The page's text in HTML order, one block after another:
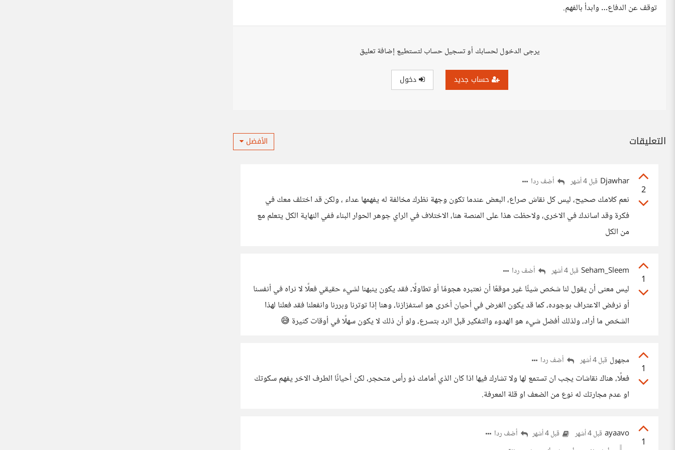
توقف عن الدفاع… وابدأ بالفهم.
يرجى الدخول لحسابك أو تسجيل حساب لتستطيع إضافة تعليق
حساب جديد دخول
التعليقات الأفضل
2
Djawhar قبل 4 أشهر أضف ردا
نعم كلامك صحيح، ليس كل نقاش صراع، البعض عندما تكون وجهة نظرك مخالفة له يفهمها عداء ، ولكن قد اختلف معك في
فكرة وقد اساندك في الاخرى، ولاحظت هذا على المنصة هنا، الاختلاف في الراي جوهر الحوار البناء ففي النهاية الكل يتعلم مع
من الكل
1
Seham_Sleem قبل 4 أشهر أضف ردا
ليس معنى أن يقول لنا شخص شيئًا غير موقعًا أن نعتبره هجومًا أو تطاولًا، فقد يكون ينبهنا لشيء حقيقي فعلًا لا نراه في أنفسنا
أو نرفض الاعتراف بوجوده، كما قد يكون الغرض في أحيان أخرى هو استفزازنا، وهنا إذا توترنا وبررنا وانفعلنا فقد فعلنا لهذا
الشخص ما أراد، ولذلك أفضل شيء هو الهدوء والتفكير قبل الرد بتسرع، ولو أن ذلك لا يكون سهلًا في أوقات كثيرة 😅
1
مجهول قبل 4 أشهر أضف ردا
فعلًا، هناك نقاشات يجب ان تستمع لها ولا تشارك فيها اذا كان الذي أمامك ذو رأس متحجر، لكن أحيانًا الطرف الاخر يفهم سكوتك
او عدم مجارتك له نوع من الضعف او قلة المعرفة.
1
ayaavo قبل 4 أشهر قبل 4 أشهر
أضف ردا